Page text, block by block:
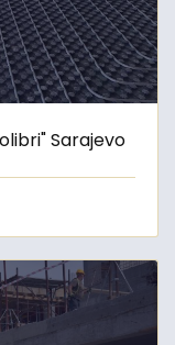
Sarajevo